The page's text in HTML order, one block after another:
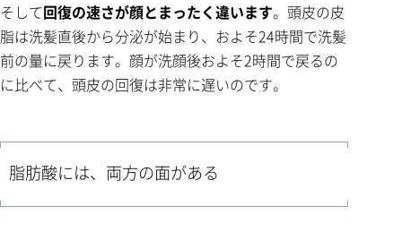
そして回復の速さが顔とまったく違います。頭皮の皮
脂は洗髪直後から分泌が始まり、およそ24時間で洗髪
前の量に戻ります。顔が洗顔後およそ2時間で戻るの
に比べて、頭皮の回復は非常に遅いのです。
脂肪酸には、両方の面がある